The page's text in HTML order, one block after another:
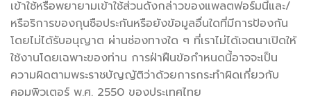
เข้าใช้หรือพยายามเข้าใช้ส่วนดังกล่าวของแพลตฟอร์มนี้และ/
หรือริการของกุนซือประกันหรือยังข้อมูลอื่นใดที่มีการป้องกัน
โดยไม่ได้รับอนุญาต ผ่านช่องทางใด ๆ ที่เราไม่ได้เจตนาเปิดให้
ใช้งานโดยเฉพาะของท่าน การฝ่าฝืนข้อกำหนดนี้อาจจะเป็น
ความผิดตามพระราชบัญญัติว่าด้วยการกระทำผิดเกี่ยวกับ
คอมพิวเตอร์ พ.ศ. 2550 ของประเทศไทย